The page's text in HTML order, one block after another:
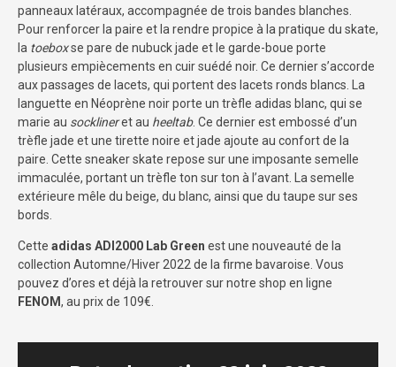
panneaux latéraux, accompagnée de trois bandes blanches.
Pour renforcer la paire et la rendre propice à la pratique du skate,
la toeboxse pare de nubuck jade et le garde-boue porte
plusieurs empiècements en cuir suédé noir. Ce dernier s’accorde
aux passages de lacets, qui portent des lacets ronds blancs. La
languette en Néoprène noir porte un trèfle adidas blanc, qui se
marie au socklineret au heeltab. Ce dernier est embossé d’un
trèfle jade et une tirette noire et jade ajoute au confort de la
paire. Cette sneaker skate repose sur une imposante semelle
immaculée, portant un trèfle ton sur ton à l’avant. La semelle
extérieure mêle du beige, du blanc, ainsi que du taupe sur ses
bords.
Cette adidas ADI2000 Lab Green est une nouveauté de la
collection Automne/Hiver 2022 de la firme bavaroise. Vous
pouvez d’ores et déjà la retrouver sur notre shop en ligne
FENOM, au prix de 109€.